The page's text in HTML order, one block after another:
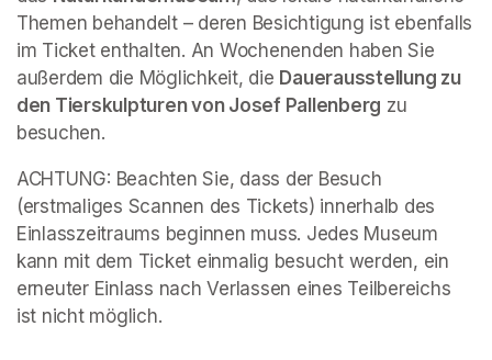
Themen behandelt – deren Besichtigung ist ebenfalls
im Ticket enthalten. An Wochenenden haben Sie
außerdem die Möglichkeit, die Dauerausstellung zu
den Tierskulpturen von Josef Pallenberg zu
besuchen.
ACHTUNG: Beachten Sie, dass der Besuch
(erstmaliges Scannen des Tickets) innerhalb des
Einlasszeitraums beginnen muss. Jedes Museum
kann mit dem Ticket einmalig besucht werden, ein
erneuter Einlass nach Verlassen eines Teilbereichs
ist nicht möglich.